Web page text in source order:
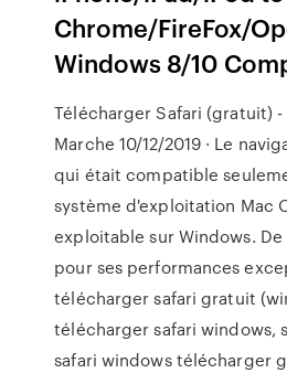
Chrome/FireFox/
Windows 8/10
Télécharger Safari (gratuit)
Marche 10/12/2019 · Le
qui était compatible
système d'exploitation Mac
exploitable sur Windows.
pour ses performances
télécharger safari gratuit
télécharger safari windows,
safari windows télécharger